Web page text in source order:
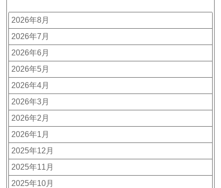
2026年8月
2026年7月
2026年6月
2026年5月
2026年4月
2026年3月
2026年2月
2026年1月
2025年12月
2025年11月
2025年10月